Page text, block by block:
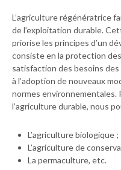
L’agriculture régénératrice
de l’exploitation durable.
priorise les principes d’un
consiste en la protection
satisfaction des besoins
à l’adoption de nouveaux
normes environnementales.
l’agriculture durable, nous
L’agriculture biologique ;
L’agriculture de
La permaculture, etc.